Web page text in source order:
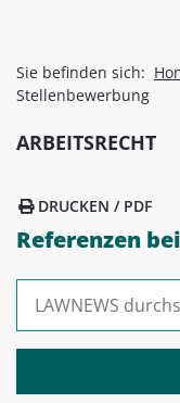
Sie befinden sich:
Stellenbewerbung
ARBEITSRECHT
DRUCKEN / PDF
Referenzen